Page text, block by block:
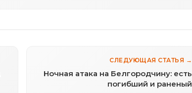
СЛЕДУЮЩАЯ СТАТЬЯ →
Ночная атака на Белгородчину: есть
погибший и раненый